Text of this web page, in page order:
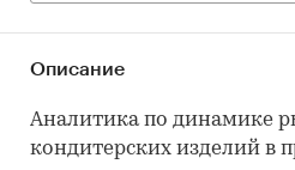
Описание
Аналитика по динамике
кондитерских изделий в